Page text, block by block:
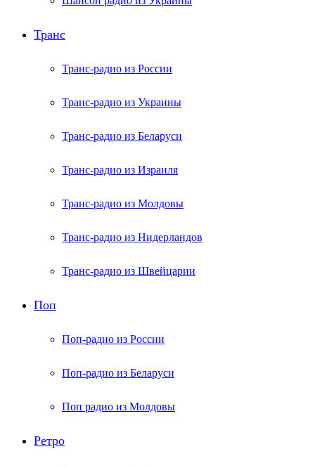
Транс
Транс-радио из России
Транс-радио из Украины
Транс-радио из Беларуси
Транс-радио из Израиля
Транс-радио из Молдовы
Транс-радио из Нидерландов
Транс-радио из Швейцарии
Поп
Поп-радио из России
Поп-радио из Беларуси
Поп радио из Молдовы
Ретро